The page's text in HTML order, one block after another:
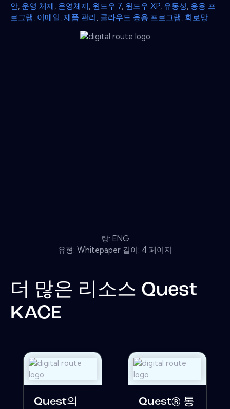
안 운영 체제 운영체제 윈도우 7 윈도우 XP 유동성 응용 프
로그램 이메일 제품 관리 클라우드 응용 프로그램 회로망
랑: ENG
유형: Whitepaper 길이: 4 페이지
더 많은 리소스 Quest
KACE
Quest의
Quest® 통